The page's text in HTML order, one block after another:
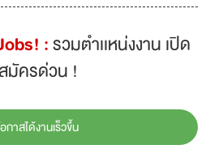
:รวมตำเเหน่งงาน เปิด
มัครด่วน !
กาสได้งานเร็วขึ้น